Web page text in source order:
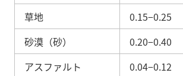
草地
0.15−0.25
砂漠（砂）
0.20−0.40
アスファルト
0.04−0.12